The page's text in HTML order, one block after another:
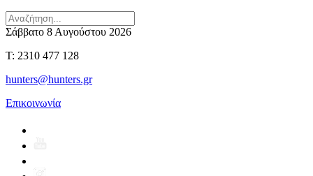
Σάββατο 8 Αυγούστου 2026
T: 2310 477 128
hunters@hunters.gr
Επικοινωνία